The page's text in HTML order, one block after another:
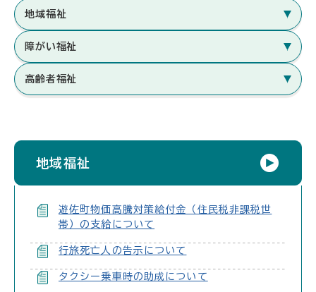
地域福祉
障がい福祉
高齢者福祉
地域福祉
遊佐町物価高騰対策給付金（住民税非課税世
帯）の支給について
行旅死亡人の告示について
タクシー乗車時の助成について